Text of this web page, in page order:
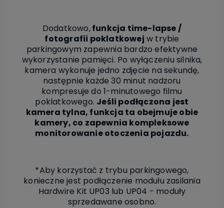
Dodatkowo,funkcja time-lapse /
fotografii poklatkowej w trybie
parkingowym zapewnia bardzo efektywne
wykorzystanie pamięci. Po wyłączeniu silnika,
kamera wykonuje jedno zdjęcie na sekundę,
następnie każde 30 minut nadzoru
kompresuje do 1-minutowego filmu
poklatkowego. Jeśli podłączona jest
kamera tylna, funkcja ta obejmuje obie
kamery, co zapewnia kompleksowe
monitorowanie otoczenia pojazdu.
*Aby korzystać z trybu parkingowego,
konieczne jest podłączenie modułu zasilania
Hardwire Kit UP03 lub UP04 - moduły
sprzedawane osobno.